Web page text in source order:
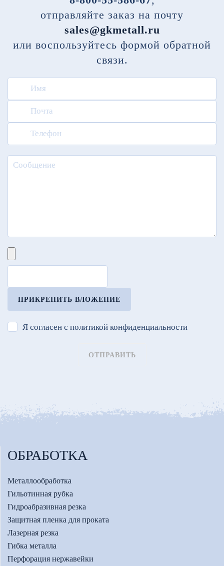
отправляйте заказ на почту
sales@gkmetall.ru
или воспользуйтесь формой обратной
связи.
ПРИКРЕПИТЬ ВЛОЖЕНИЕ
Я согласен с политикой конфиденциальности
ОТПРАВИТЬ
ОБРАБОТКА
Металлообработка
Гильотинная рубка
Гидроабразивная резка
Защитная пленка для проката
Лазерная резка
Гибка металла
Перфорация нержавейки